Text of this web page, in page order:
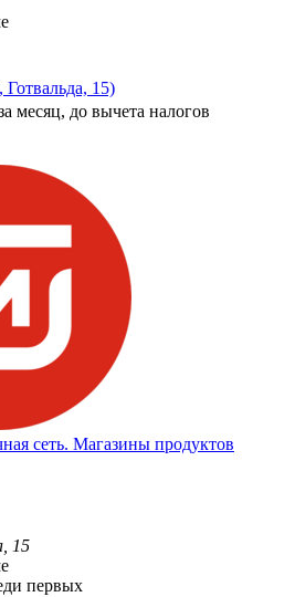
15)
месяц, до вычета налогов
сеть. Магазины продуктов
15
первых